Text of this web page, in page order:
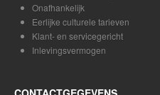
Onafhankelijk
Eerlijke culturele tarieven
Klant- en servicegericht
Inlevingsvermogen